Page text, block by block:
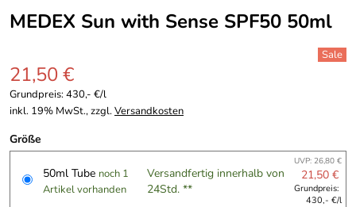
MEDEX Sun with Sense SPF50 50ml
21,50 €
Grundpreis:430,- €/l
inkl. 19% MwSt., zzgl.Versandkosten
Größe
50ml Tube noch 1
Artikel vorhanden
Versandfertig innerhalb von
24Std. **
UVP: 26,80 €
21,50 €
Grundpreis:
430,- €/l